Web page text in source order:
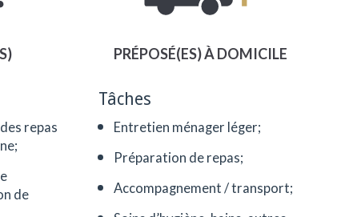
repas
de
PRÉPOSÉ(ES) À DOMICILE
Tâches
Entretien ménager léger;
Préparation de repas;
Accompagnement / transport;